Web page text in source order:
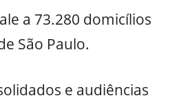
a 73.280 domicílios
São Paulo.
e audiências